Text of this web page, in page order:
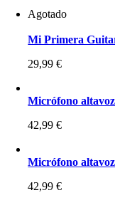
Agotado
Mi Primera
29,99€
Micrófono
42,99€
Micrófono
42,99€